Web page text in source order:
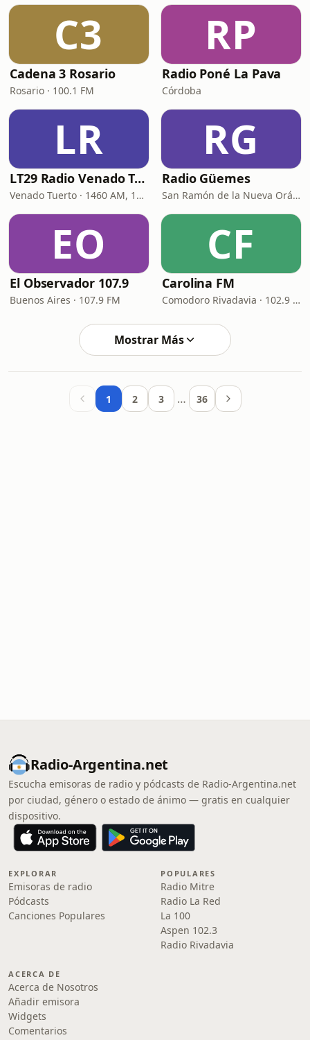
C3
Cadena 3 Rosario
Rosario · 100.1 FM
RP
Radio Poné La Pava
Córdoba
LR
LT29 Radio Venado Tuerto
Venado Tuerto · 1460 AM, 101.3 FM
RG
Radio Güemes
San Ramón de la Nueva Orán · 106.3 FM
EO
El Observador 107.9
Buenos Aires · 107.9 FM
CF
Carolina FM
Comodoro Rivadavia · 102.9 FM
Mostrar Más
1 2 3 … 36
Radio-Argentina.net
Escucha emisoras de radio y pódcasts de Radio-Argentina.net
por ciudad, género o estado de ánimo — gratis en cualquier
dispositivo.
EXPLORAR
Emisoras de radio
Pódcasts
Canciones Populares
POPULARES
Radio Mitre
Radio La Red
La 100
Aspen 102.3
Radio Rivadavia
ACERCA DE
Acerca de Nosotros
Añadir emisora
Widgets
Comentarios